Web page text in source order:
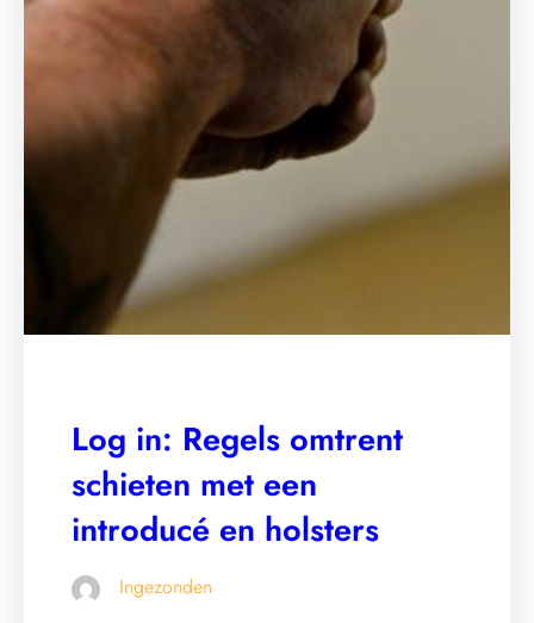
Log in: Regels omtrent
schieten met een
introducé en holsters
Ingezonden